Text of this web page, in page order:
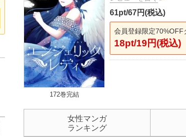
172巻完結
61pt/67円(税込)
会員登録限定70%OFF
18pt/19円(税込)
女性マンガ
ランキング